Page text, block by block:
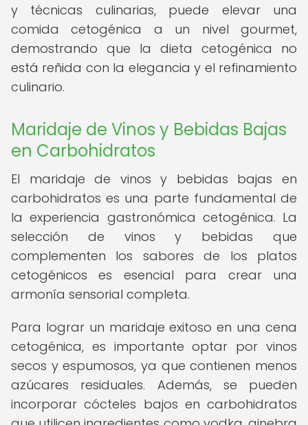
y técnicas culinarias, puede elevar una
comida cetogénica a un nivel gourmet,
demostrando que la dieta cetogénica no
está reñida con la elegancia y el refinamiento
culinario.
Maridaje de Vinos y Bebidas Bajas
en Carbohidratos
El maridaje de vinos y bebidas bajas en
carbohidratos es una parte fundamental de
la experiencia gastronómica cetogénica. La
selección de vinos y bebidas que
complementen los sabores de los platos
cetogénicos es esencial para crear una
armonía sensorial completa.
Para lograr un maridaje exitoso en una cena
cetogénica, es importante optar por vinos
secos y espumosos, ya que contienen menos
azúcares residuales. Además, se pueden
incorporar cócteles bajos en carbohidratos